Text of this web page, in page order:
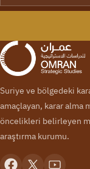
Suriye ve bölgedeki
amaçlayan, karar alma
öncelikleri belirleyen
araştırma kurumu.